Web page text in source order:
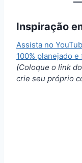
Inspiração
Assista no
100% planejado
(Coloque o link
crie seu próprio